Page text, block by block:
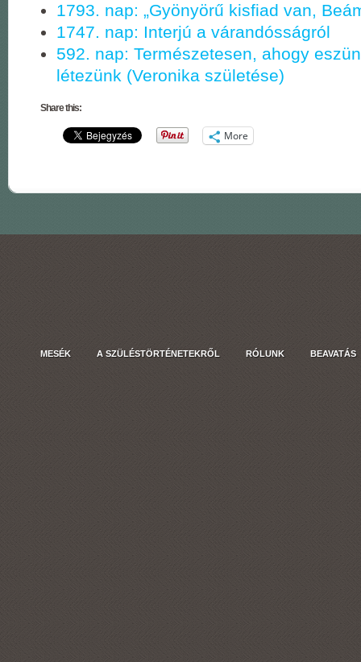
1793. nap: „Gyönyörű kisfiad van,
1747. nap: Interjú a várandósságról
592. nap: Természetesen, ahogy
létezünk (Veronika születése)
Share this:
More
MESÉK A SZÜLÉSTÖRTÉNETEKRŐL RÓLUNK BEAVATÁS